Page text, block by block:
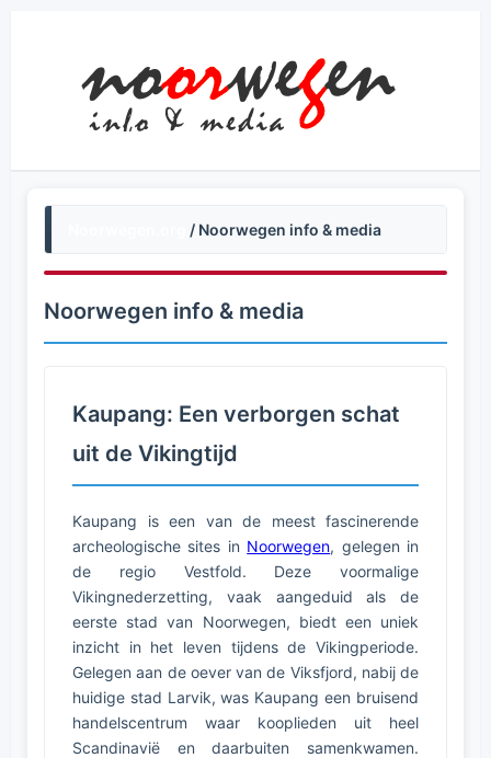
/ Noorwegen info & media
Noorwegen info & media
Kaupang: Een verborgen schat
uit de Vikingtijd
Kaupang is een van de meest fascinerende
archeologische sites in Noorwegen, gelegen in
de regio Vestfold. Deze voormalige
Vikingnederzetting, vaak aangeduid als de
eerste stad van Noorwegen, biedt een uniek
inzicht in het leven tijdens de Vikingperiode.
Gelegen aan de oever van de Viksfjord, nabij de
huidige stad Larvik, was Kaupang een bruisend
handelscentrum waar kooplieden uit heel
Scandinavië en daarbuiten samenkwamen.